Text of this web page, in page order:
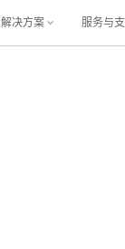
解决方案 服务与